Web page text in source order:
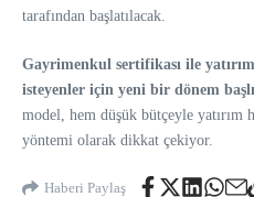
tarafından başlatılacak.
Gayrimenkul sertifikası ile
isteyenler için yeni bir dönem
model, hem düşük bütçeyle
yöntemi olarak dikkat çekiyor.
Haberi Paylaş